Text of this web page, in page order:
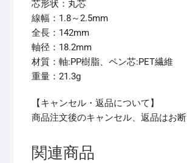
芯形状：丸芯
線幅：1.8～2.5mm
全長：142mm
軸径：18.2mm
材質：軸:PP樹脂、ペン芯:PET繊維
重量：21.3g
【キャンセル・返品について】
商品注文後のキャンセル、返品はお
関連商品